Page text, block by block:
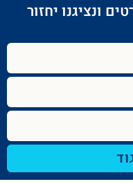
ונציגנו יחזור